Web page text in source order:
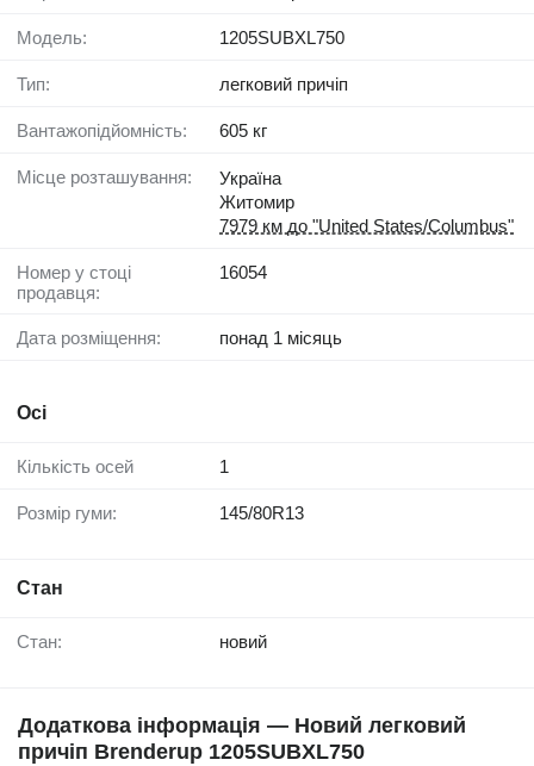
Модель: 1205SUBXL750
Тип: легковий причіп
Вантажопідйомність: 605 кг
Місце розташування:
Україна
Житомир
7979 км до "United States/Columbus"
Номер у стоці
продавця:
16054
Дата розміщення: понад 1 місяць
Осі
Кількість осей 1
Розмір гуми: 145/80R13
Стан
Стан: новий
Додаткова інформація — Новий легковий
причіп Brenderup 1205SUBXL750